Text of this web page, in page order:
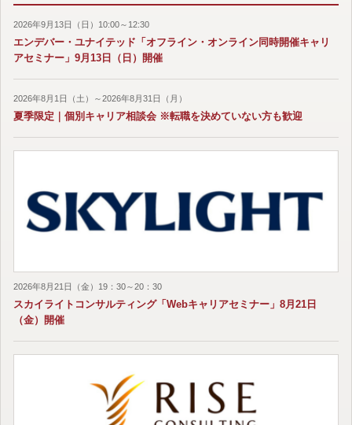
2026年9月13日（日）10:00～12:30
エンデバー・ユナイテッド「オフライン・オンライン同時開催キャリ
アセミナー」9月13日（日）開催
2026年8月1日（土）～2026年8月31日（月）
夏季限定｜個別キャリア相談会 ※転職を決めていない方も歓迎
2026年8月21日（金）19：30～20：30
スカイライトコンサルティング「Webキャリアセミナー」8月21日
（金）開催